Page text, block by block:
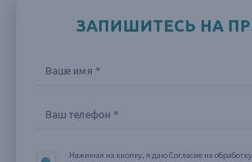
ЗАПИШИТЕСЬ НА
Нажимая на кнопку, я даю Согласие на